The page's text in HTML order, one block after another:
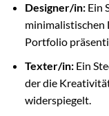
Designer/in:Ein
minimalistischen
Portfolio
Texter/in:Ein
der die
widerspiegelt.